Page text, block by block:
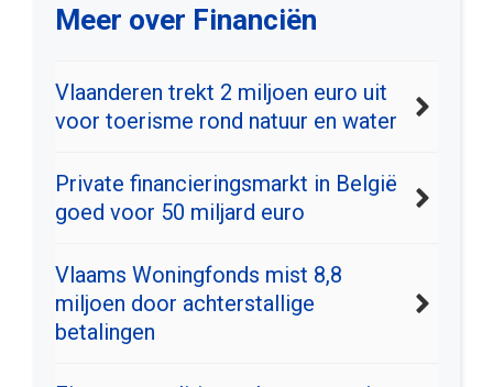
Meer over Financiën
Vlaanderen trekt 2 miljoen euro uit
voor toerisme rond natuur en water
Private financieringsmarkt in België
goed voor 50 miljard euro
Vlaams Woningfonds mist 8,8
miljoen door achterstallige
betalingen